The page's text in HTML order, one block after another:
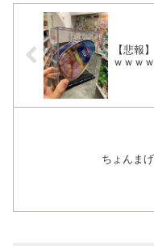
【悲報
ｗｗｗ
ちょんま